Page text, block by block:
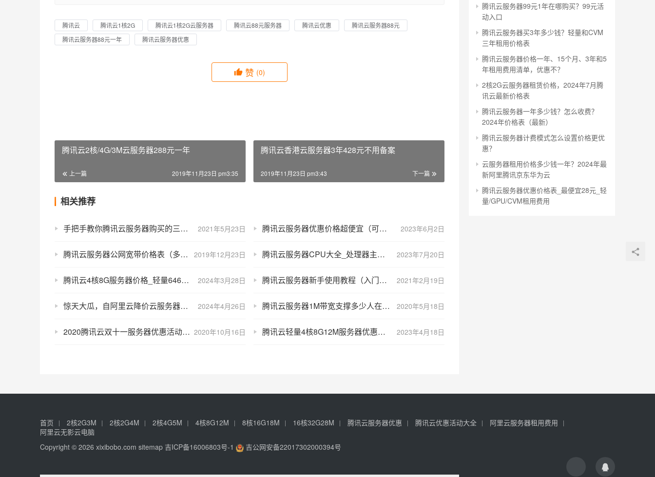
腾讯云 腾讯云1核2G 腾讯云1核2G云服务器 腾讯云88元服务器 腾讯云优惠
腾讯云服务器88元
腾讯云服务器88元一年
腾讯云服务器优惠
赞 (0)
腾讯云2核/4G/3M云服务器288元一年
上一篇 2019年11月23日 pm3:35
腾讯云香港云服务器3年428元不用备案
下一篇
2019年11月23日 pm3:43
相关推荐
2021年5月23日
手把手教你腾讯云服务器购买的三种方式（更省钱） 2023年6月2日
腾讯云服务器优惠价格超便宜（可买3年）
2019年12月23日
腾讯云服务器公网宽带价格表（多种计费模式） 2023年7月20日
腾讯云服务器CPU大全_处理器主频性能
2024年3月28日
腾讯云4核8G服务器价格_轻量646元15个月、CVM优惠1437元1年送3个月 2021年2月19日
腾讯云服务器新手使用教程（入门必看教程）
2024年4月26日
惊天大瓜，自阿里云降价云服务器租用价格低至冰点，太优惠了！ 2020年5月18日
腾讯云服务器1M带宽支撑多少人在线？并发连接数和下载速度测试
2020年10月16日
2020腾讯云双十一服务器优惠活动88元一年起（新用户/老用户） 2023年4月18日
腾讯云轻量4核8G12M服务器优惠价一年446元15个月518元
腾讯云服务器99元1年在哪购买？99元活
动入口
腾讯云服务器买3年多少钱？轻量和CVM
三年租用价格表
腾讯云服务器价格一年、15个月、3年和5
年租用费用清单，优惠不？
2核2G云服务器租赁价格，2024年7月腾
讯云最新价格表
腾讯云服务器一年多少钱？怎么收费？
2024年价格表（最新）
腾讯云服务器计费模式怎么设置价格更优
惠？
云服务器租用价格多少钱一年？2024年最
新阿里腾讯京东华为云
腾讯云服务器优惠价格表_最便宜28元_轻
量/GPU/CVM租用费用
首页 2核2G3M 2核2G4M 2核4G5M 4核8G12M 8核16G18M 16核32G28M 腾讯云服务器优惠 腾讯云优惠活动大全
阿里云服务器租用费用
阿里云无影云电脑
Copyright © 2026 xixibobo.com sitemap 吉ICP备16006803号-1 吉公网安备22017302000394号